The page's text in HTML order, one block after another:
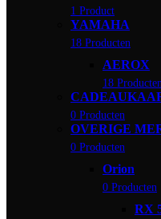
1 Product
YAMAHA
18 Producten
AEROX
18 Producten
0 Producten
OVERIGE
0 Producten
Orion
0 Producten
RX